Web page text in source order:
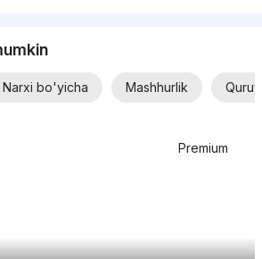
Narxi bo'yicha Mashhurlik
Premium